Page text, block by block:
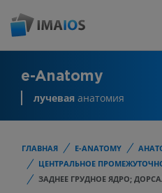
e-Anatomy
лучевая анатомия
ГЛАВНАЯ E-ANATOMY
ЦЕНТРАЛЬНОЕ
ЗАДНЕЕ ГРУДНОЕ ЯДРО;